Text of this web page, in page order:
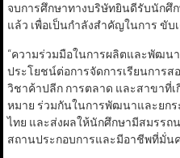
จบการศึกษาทางบริษัทยินดีรับนักศึ
แล้ว เพื่อเป็นกำลังสำคัญในการ ขับ
“ความร่วมมือในการผลิตและพัฒน
ประโยชน์ต่อการจัดการเรียนการ
วิชาค้าปลีก การตลาด และสาขาที่
หมาย ร่วมกันในการพัฒนาและยก
ไทย และส่งผลให้นักศึกษามีสมรรถ
สถานประกอบการและมีอาชีพที่มั่นค